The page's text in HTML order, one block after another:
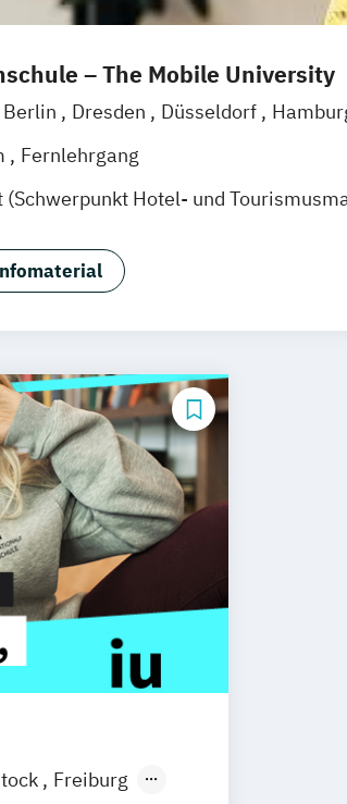
– The Mobile University
Berlin Dresden Düsseldorf
Mannheim
Fernlehrgang
Hotel- und
Freiburg